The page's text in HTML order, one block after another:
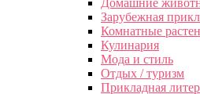
Домашние
Зарубежная
Комнатные
Кулинария
Мода и стиль
Отдых / туризм
Прикладная